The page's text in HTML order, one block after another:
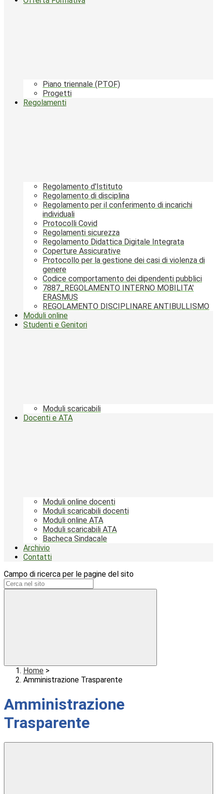
Piano triennale (PTOF)
Progetti
Regolamenti
Regolamento d'Istituto
Regolamento di disciplina
Regolamento per il conferimento di incarichi
individuali
Protocolli Covid
Regolamenti sicurezza
Regolamento Didattica Digitale Integrata
Coperture Assicurative
Protocollo per la gestione dei casi di violenza di
genere
Codice comportamento dei dipendenti pubblici
7887_REGOLAMENTO INTERNO MOBILITA'
ERASMUS
REGOLAMENTO DISCIPLINARE ANTIBULLISMO
Moduli online
Studenti e Genitori
Moduli scaricabili
Docenti e ATA
Moduli online docenti
Moduli scaricabili docenti
Moduli online ATA
Moduli scaricabili ATA
Bacheca Sindacale
Archivio
Contatti
Campo di ricerca per le pagine del sito
Home >
Amministrazione Trasparente
Amministrazione
Trasparente